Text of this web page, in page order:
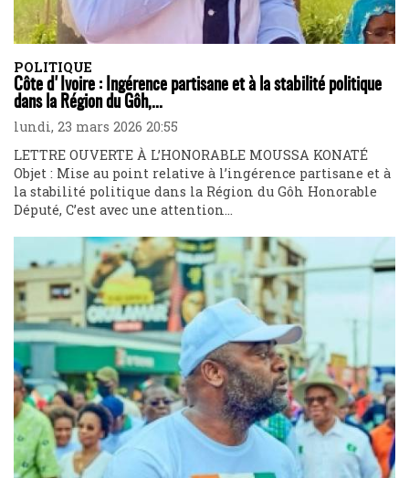
POLITIQUE
Côte d'Ivoire : Ingérence partisane et à la stabilité politique
dans la Région du Gôh,...
lundi, 23 mars 2026 20:55
LETTRE OUVERTE À L’HONORABLE MOUSSA KONATÉ
Objet : Mise au point relative à l’ingérence partisane et à
la stabilité politique dans la Région du Gôh Honorable
Député, C’est avec une attention...